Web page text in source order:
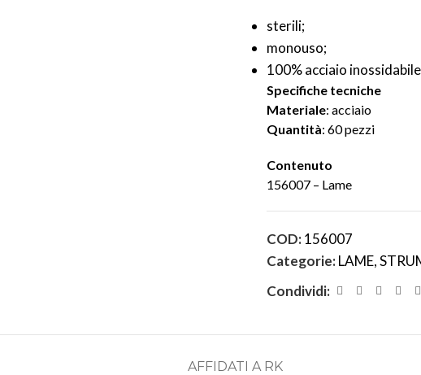
sterili;
monouso;
100% acciaio
Specifiche tecniche
Materiale: acciaio
Quantità: 60 pezzi
Contenuto
156007 – Lame
COD:156007
Categorie: LAME,
Condividi:
AFFIDATI A RK